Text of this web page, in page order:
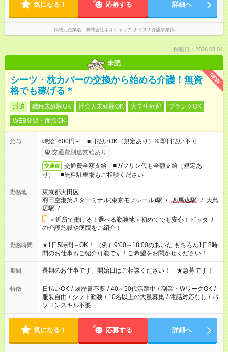
気になる！ 応募する 詳細へ
掲載元企業名 株式会社ネオキャリア ナイス！介護事業部
掲載日：2026.08.04
未読
NEW
シーツ・枕カバーの交換から始める介護！無資
格でも稼げる＊
派遣 職種未経験OK 社会人未経験OK 大学生歓迎
ブランクOK
WEB登録・面接OK
給与
時給1600円～ ■日払いOK（規定あり）※即日払い不可
交通費別途支給あり
交通費
交通費全額支給 ■ガソリン代も全額支給（規定あ
り） ■無料駐車場もご相談ください
勤務地
東京都大田区
羽田空港第３ターミナル(東京モノレール)駅 / 西馬込駅 / 大鳥
居駅 / …
＜近所で働ける！選べる勤務地＞初めてでも安心！ピッタリ
の介護施設や病院をご紹介！
勤務時間
★1日5時間～OK！ （例）9:00～18:00のあいだ もちろん1日8時
間のお仕事もご紹介可能です！ご希望をお聞かせください！★家
庭の都合でお休みが必要な場合も遠慮なくご相談ください。 ※
週最低15時間以上の勤務が必要です
期間 長期のお仕事です。開始日はご相談ください！ ★急募です！
特徴 日払いOK / 履歴書不要 / 40～50代活躍中 / 副業・WワークOK /
服装自由 / シフト勤務 / 10名以上の大量募集 / 電話対応なし / パ
ソコンスキル不要
気になる！ 応募する 詳細へ